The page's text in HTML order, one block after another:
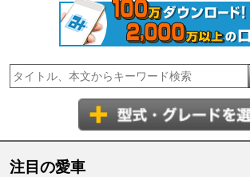
注目の愛車